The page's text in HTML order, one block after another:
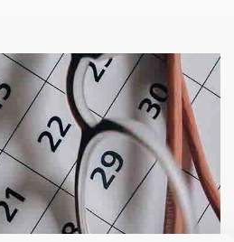
اعتلال الشبكية السكري الشبكية